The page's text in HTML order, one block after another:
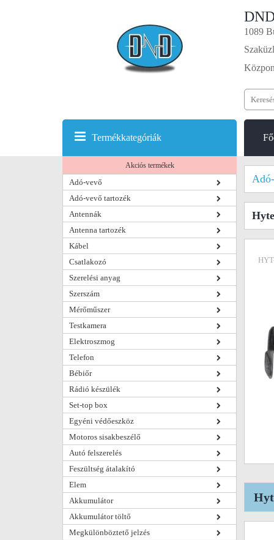
1089
Termékkategóriák
Akciós termékek
Adó-vevő
Adó-vevő tartozék
Antennák
Antenna tartozék
Kábel
Csatlakozó
Szerelési anyag
Szerszám
Mérőműszer
Testkamera
Elektroszmog
Telefon
Bébiőr
Rádió készülék
Set-top box
Egyéni védőeszköz
Motoros sisakbeszélő
Autó felszerelés
Feszültség átalakító
Elem
Akkumulátor
Akkumulátor töltő
Megkülönböztető jelzés